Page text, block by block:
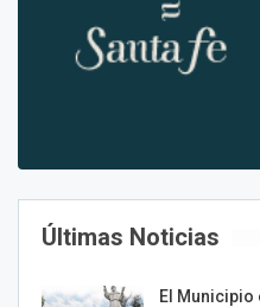
Últimas Noticias
El